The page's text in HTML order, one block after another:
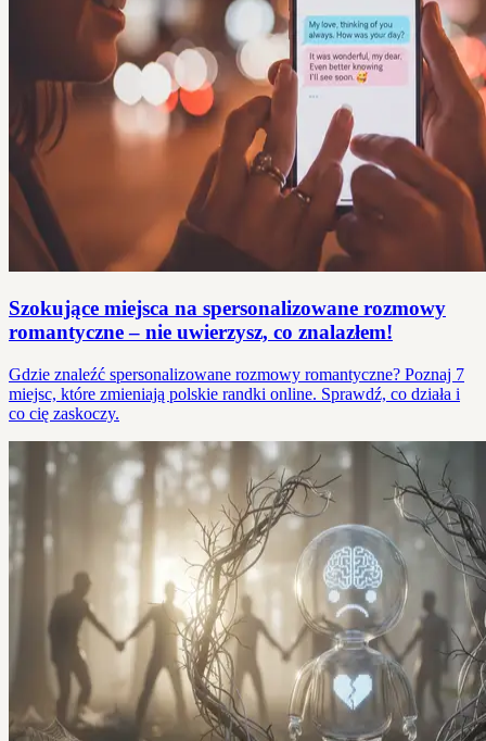
Szokujące miejsca na spersonalizowane rozmowy
romantyczne – nie uwierzysz, co znalazłem!
Gdzie znaleźć spersonalizowane rozmowy romantyczne? Poznaj 7
miejsc, które zmieniają polskie randki online. Sprawdź, co działa i
co cię zaskoczy.